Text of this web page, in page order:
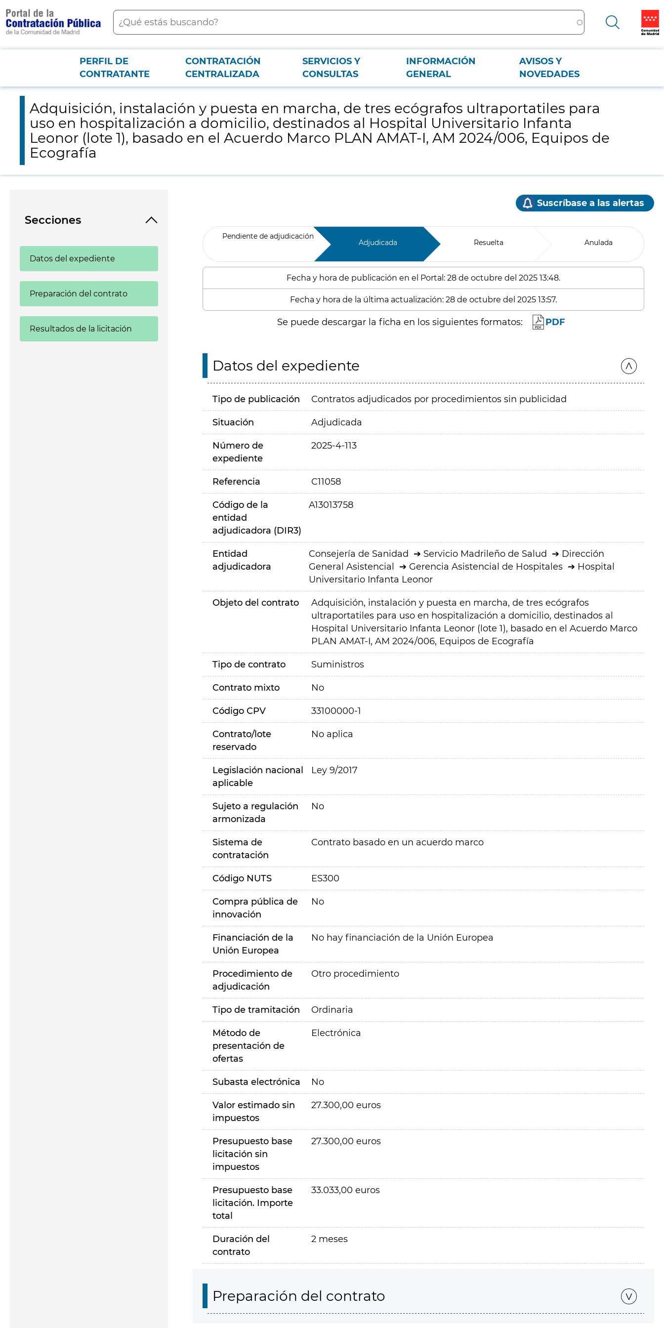
contenido
principal
Buscar
Menú PCON
PERFIL DE
CONTRATANTE
CONTRATACIÓN
CENTRALIZADA
SERVICIOS Y
CONSULTAS
INFORMACIÓN
GENERAL
AVISOS Y
NOVEDADES
Adquisición, instalación y puesta en marcha, de tres ecógrafos ultraportatiles para uso en hospitalización a domicilio, destinados al Hospital Universitario Infanta Leonor (lote 1), basado en el Acuerdo Marco PLAN
AMAT-I, AM 2024/006, Equipos de Ecografía
Adquisición, instalación y puesta en marcha, de tres ecógrafos ultraportatiles para
uso en hospitalización a domicilio, destinados al Hospital Universitario Infanta
Leonor (lote 1), basado en el Acuerdo Marco PLAN AMAT-I, AM 2024/006, Equipos de
Ecografía
Secciones
Datos del expediente
Preparación del contrato
Resultados de la licitación
Suscríbase a las alertas
Pendiente de adjudicación
Adjudicada Resuelta Anulada
Fecha y hora de publicación en el Portal: 28 de octubre del 2025 13:48.
Fecha y hora de la última actualización: 28 de octubre del 2025 13:57.
Se puede descargar la ficha en los siguientes formatos: PDF
Datos del expediente
Tipo de publicación Contratos adjudicados por procedimientos sin publicidad
Situación Adjudicada
Número de
expediente
2025-4-113
Referencia C11058
Código de la
entidad
adjudicadora (DIR3)
A13013758
Entidad
adjudicadora
Consejería de Sanidad Servicio Madrileño de Salud
Dirección
General Asistencial
Gerencia Asistencial de Hospitales
Hospital
Universitario Infanta Leonor
Objeto del contrato
Adquisición, instalación y puesta en marcha, de tres ecógrafos
ultraportatiles para uso en hospitalización a domicilio, destinados al
Hospital Universitario Infanta Leonor (lote 1), basado en el Acuerdo Marco
PLAN AMAT-I, AM 2024/006, Equipos de Ecografía
Tipo de contrato Suministros
Contrato mixto No
Código CPV 33100000-1
Contrato/lote
reservado
No aplica
Legislación nacional
aplicable
Ley 9/2017
Sujeto a regulación
armonizada
No
Sistema de
contratación
Contrato basado en un acuerdo marco
Código NUTS ES300
Compra pública de
innovación
No
Financiación de la
Unión Europea
No hay financiación de la Unión Europea
Procedimiento de
adjudicación
Otro procedimiento
Tipo de tramitación Ordinaria
Método de
presentación de
ofertas
Electrónica
Subasta electrónica No
Valor estimado sin
impuestos
27.300,00 euros
Presupuesto base
licitación sin
impuestos
27.300,00 euros
Presupuesto base
licitación. Importe
total
33.033,00 euros
Duración del
contrato
2 meses
Preparación del contrato